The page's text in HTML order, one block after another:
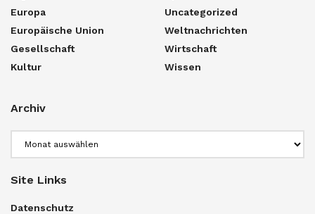
Europa
Europäische Union
Gesellschaft
Kultur
Uncategorized
Weltnachrichten
Wirtschaft
Wissen
Archiv
Site Links
Datenschutz